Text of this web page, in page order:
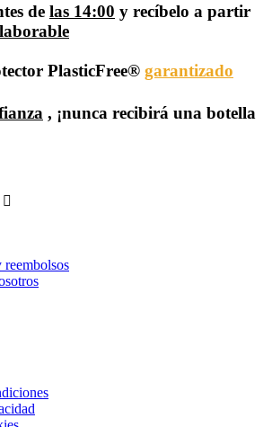
de las 14:00 y recíbelo a partir
PlasticFree® garantizado
, ¡nunca recibirá una botella
